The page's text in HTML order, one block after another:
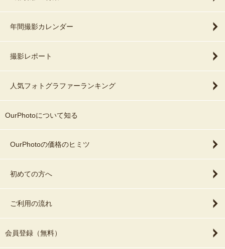
年間撮影カレンダー
撮影レポート
人気フォトグラファーランキング
OurPhotoについて知る
OurPhotoの価格のヒミツ
初めての方へ
ご利用の流れ
会員登録（無料）